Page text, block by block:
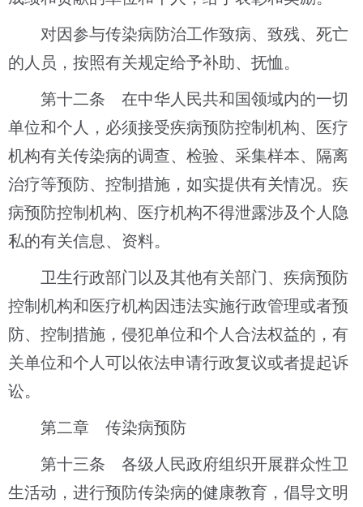
对因参与传染病防治工作致病、致残、死亡
的人员，按照有关规定给予补助、抚恤。
第十二条 在中华人民共和国领域内的一切
单位和个人，必须接受疾病预防控制机构、医疗
机构有关传染病的调查、检验、采集样本、隔离
治疗等预防、控制措施，如实提供有关情况。疾
病预防控制机构、医疗机构不得泄露涉及个人隐
私的有关信息、资料。
卫生行政部门以及其他有关部门、疾病预防
控制机构和医疗机构因违法实施行政管理或者预
防、控制措施，侵犯单位和个人合法权益的，有
关单位和个人可以依法申请行政复议或者提起诉
讼。
第二章 传染病预防
第十三条 各级人民政府组织开展群众性卫
生活动，进行预防传染病的健康教育，倡导文明